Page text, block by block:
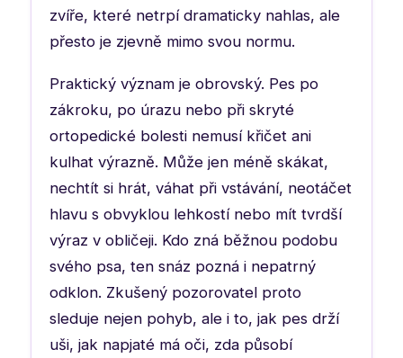
zvíře, které netrpí dramaticky nahlas, ale
přesto je zjevně mimo svou normu.
Praktický význam je obrovský. Pes po
zákroku, po úrazu nebo při skryté
ortopedické bolesti nemusí křičet ani
kulhat výrazně. Může jen méně skákat,
nechtít si hrát, váhat při vstávání, neotáčet
hlavu s obvyklou lehkostí nebo mít tvrdší
výraz v obličeji. Kdo zná běžnou podobu
svého psa, ten snáz pozná i nepatrný
odklon. Zkušený pozorovatel proto
sleduje nejen pohyb, ale i to, jak pes drží
uši, jak napjaté má oči, zda působí